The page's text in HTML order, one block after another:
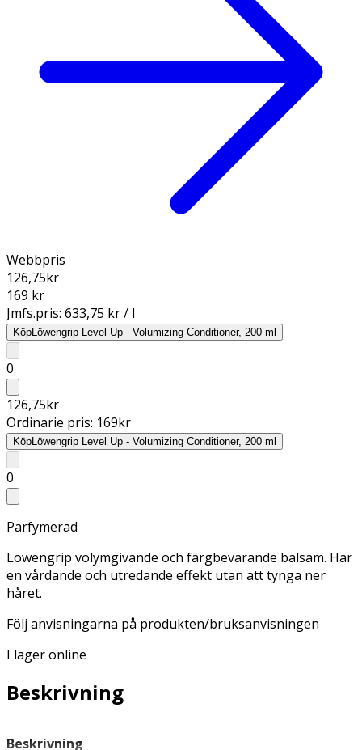
Webbpris
126,75kr
169 kr
Jmfs.pris: 633,75 kr / l
KöpLöwengrip Level Up - Volumizing Conditioner, 200 ml
0
126,75kr
Ordinarie pris: 169kr
KöpLöwengrip Level Up - Volumizing Conditioner, 200 ml
0
Parfymerad
Löwengrip volymgivande och färgbevarande balsam. Har
en vårdande och utredande effekt utan att tynga ner
håret.
Följ anvisningarna på produkten/bruksanvisningen
I lager online
Beskrivning
Beskrivning